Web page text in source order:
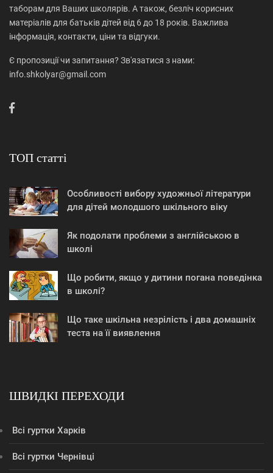
таборам для Ваших школярів. А також, безліч корисних
матеріалів для батьків дітей від 6 до 18 років. Важлива
інформація, контакти, ціни та відгуки.
Є пропозиції чи запитання? Зв'язатися з нами:
info.shkolyar@gmail.com
ТОП статті
Особливості вибору художньої літератури
для дітей молодшого шкільного віку
Як подолати проблеми з англійською в
школі
Що робити, якщо у дитини погана поведінка
в школі?
Що таке шкільна незрілість і два домашніх
теста на її виявлення
ШВИДКІ ПЕРЕХОДИ
Всі гуртки Харків
Всі гуртки Чернівці